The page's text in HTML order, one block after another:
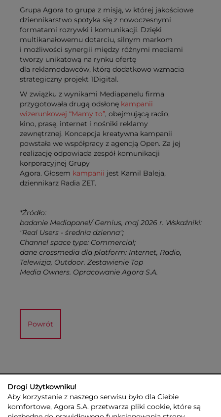
Grupa Agora to grupa z misją, w której jakościowe
dziennikarstwo spotyka się z nowoczesnymi
formatami rozrywki i komunikacji. Dzięki
multikanałowemu dotarciu, silnym markom
i możliwości synergii między różnymi mediami
tworzy unikatową na rynku ofertę
dla reklamodawców, którą dodatkowo wzmacia
strategiczny projekt 1Digital.
W związku z wynikami Mediapanelu firma
przygotowała drugą odsłonę kampanii
wizerunkowej “Mamy to”, obejmującą radio,
kino, prasę, internet i nośniki reklamy
zewnętrznej. Koncepcja kreatywna kampanii
powstała we współpracy z agencją Open. Za jej
realizację odpowiada zespół komunikacji
korporacyjnej Grupy
Agora. Głosem kampanii jest Kamil Baleja,
dziennikarz Radia ZET.
*Źródło:
badanie Mediapanel/ Gemius, maj 2026 r. Wskaźniki:
"Real Users - średnia dzienna";
Channel space type: Commercial;
dane crossmedia dla platform: Internet, Radio,
Telewizja, Outdoor. Zestawienie Top
Media Owners. Opracowanie Agora S.A.
Powrót
Drogi Użytkowniku!
Aby korzystanie z naszego serwisu było dla Ciebie
komfortowe, Agora S.A. przetwarza pliki cookie, które są